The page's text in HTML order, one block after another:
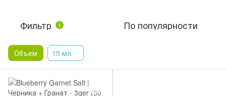
Фильтр 1 По популярности
Объем 15 мл